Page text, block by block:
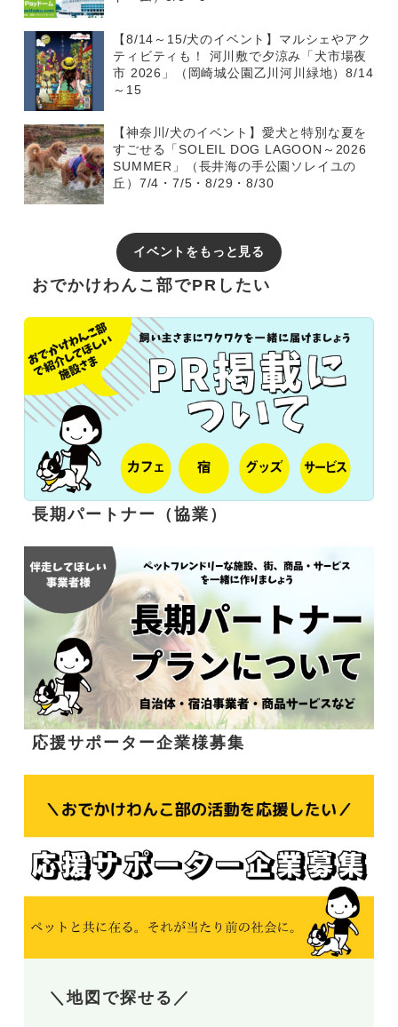
【8/14～15/犬のイベント】マルシェやアク
ティビティも！ 河川敷で夕涼み「犬市場夜
市 2026」（岡崎城公園乙川河川緑地）8/14
～15
【神奈川/犬のイベント】愛犬と特別な夏を
すごせる「SOLEIL DOG LAGOON～2026
SUMMER」（長井海の手公園ソレイユの
丘）7/4・7/5・8/29・8/30
イベントをもっと見る
おでかけわんこ部でPRしたい
長期パートナー（協業）
応援サポーター企業様募集
＼地図で探せる／